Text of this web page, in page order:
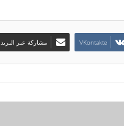
مشاركة عبر البريد